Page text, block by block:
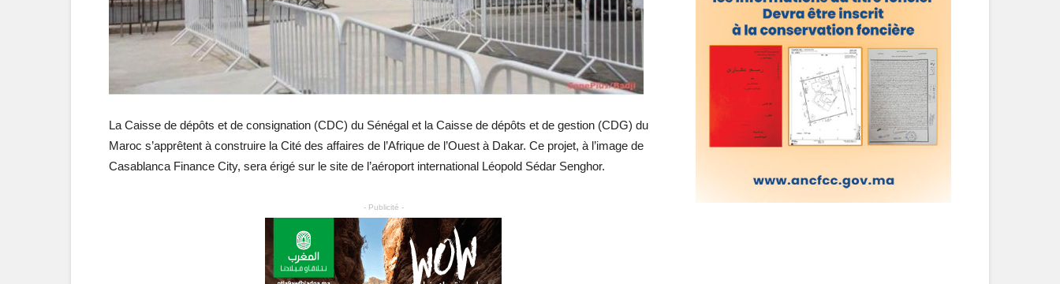
La Caisse de dépôts et de consignation (CDC) du Sénégal et la Caisse de dépôts et de gestion (CDG) du
Maroc s’apprêtent à construire la Cité des affaires de l’Afrique de l’Ouest à Dakar. Ce projet, à l’image de
Casablanca Finance City, sera érigé sur le site de l’aéroport international Léopold Sédar Senghor.
- Publicité -